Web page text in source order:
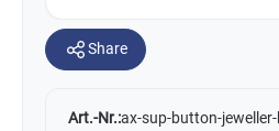
Share
Art.-Nr.:ax-sup-button-